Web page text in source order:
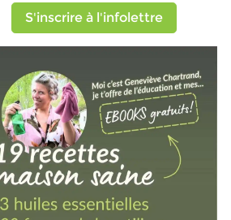
S'inscrire à l'infolettre